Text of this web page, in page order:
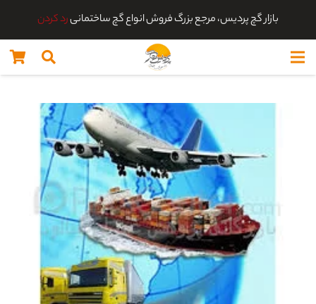
بازار گچ پردیس، مرجع بزرگ فروش انواع گچ ساختمانیرد کردن